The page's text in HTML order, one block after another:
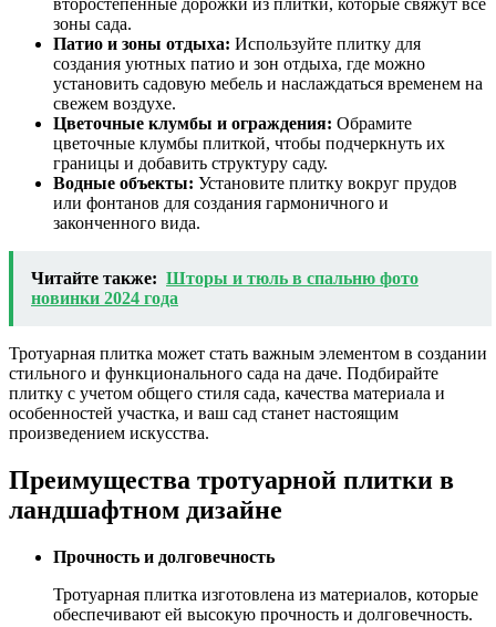
второстепенные дорожки из плитки, которые свяжут все
зоны сада.
Патио и зоны отдыха: Используйте плитку для
создания уютных патио и зон отдыха, где можно
установить садовую мебель и наслаждаться временем на
свежем воздухе.
Цветочные клумбы и ограждения: Обрамите
цветочные клумбы плиткой, чтобы подчеркнуть их
границы и добавить структуру саду.
Водные объекты: Установите плитку вокруг прудов
или фонтанов для создания гармоничного и
законченного вида.
Читайте также: Шторы и тюль в спальню фото
новинки 2024 года
Тротуарная плитка может стать важным элементом в создании
стильного и функционального сада на даче. Подбирайте
плитку с учетом общего стиля сада, качества материала и
особенностей участка, и ваш сад станет настоящим
произведением искусства.
Преимущества тротуарной плитки в
ландшафтном дизайне
Прочность и долговечность
Тротуарная плитка изготовлена из материалов, которые
обеспечивают ей высокую прочность и долговечность.